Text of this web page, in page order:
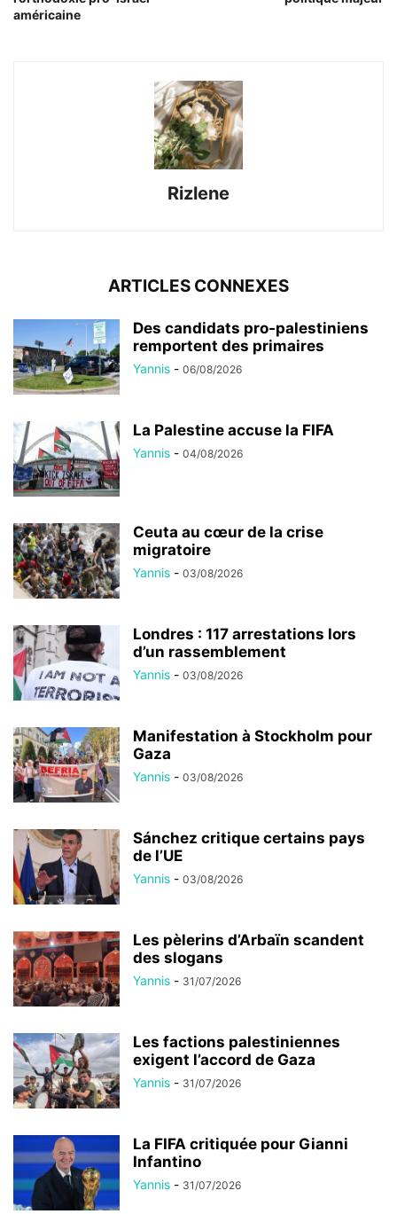
américaine
Rizlene
ARTICLES CONNEXES
Des candidats pro-palestiniens
remportent des primaires
Yannis - 06/08/2026
La Palestine accuse la FIFA
Yannis - 04/08/2026
Ceuta au cœur de la crise
migratoire
Yannis - 03/08/2026
Londres : 117 arrestations lors
d’un rassemblement
Yannis - 03/08/2026
Manifestation à Stockholm pour
Gaza
Yannis - 03/08/2026
Sánchez critique certains pays
de l’UE
Yannis - 03/08/2026
Les pèlerins d’Arbaïn scandent
des slogans
Yannis - 31/07/2026
Les factions palestiniennes
exigent l’accord de Gaza
Yannis - 31/07/2026
La FIFA critiquée pour Gianni
Infantino
Yannis - 31/07/2026